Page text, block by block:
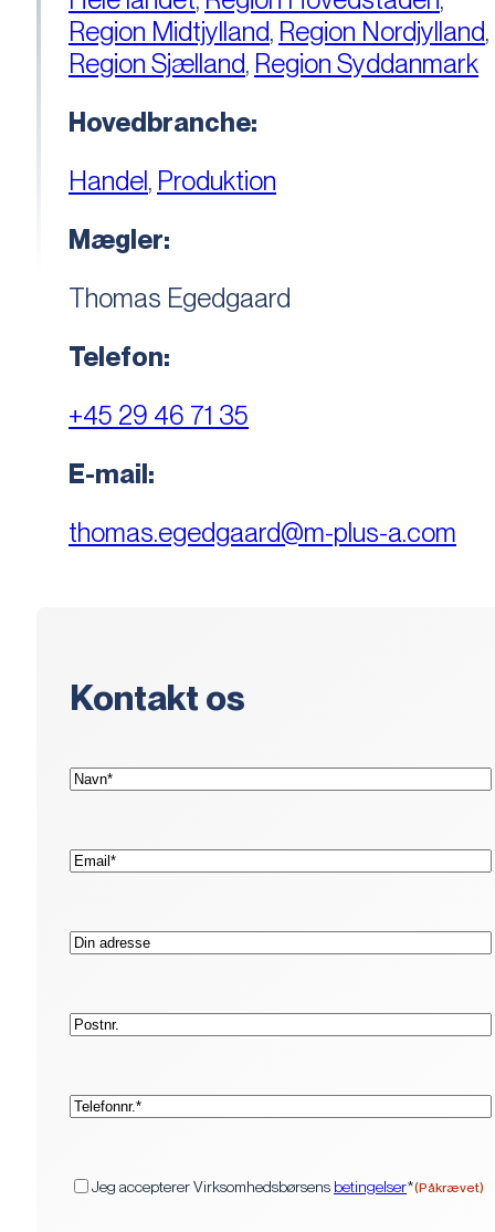
Region Midtjylland, Region Nordjylland,
Region Sjælland, Region Syddanmark
Hovedbranche:
Handel, Produktion
Mægler:
Thomas Egedgaard
Telefon:
+45 29 46 71 35
E-mail:
thomas.egedgaard@m-plus-a.com
Kontakt os
Navn*
E-
mail*
Adresse
Postnr.
Telefon*
Jeg accepterer Virksomhedsbørsens betingelser*(Påkrævet)